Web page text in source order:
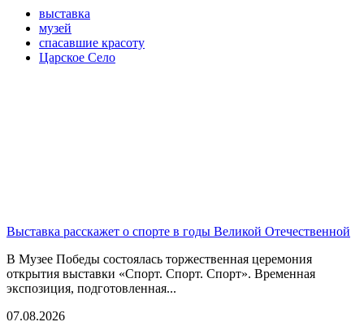
выставка
музей
спасавшие красоту
Царское Село
Выставка расскажет о спорте в годы Великой Отечественной
В Музее Победы состоялась торжественная церемония
открытия выставки «Спорт. Спорт. Спорт». Временная
экспозиция, подготовленная...
07.08.2026